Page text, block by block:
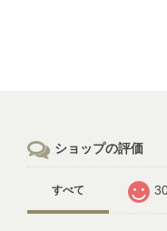
ショップの評価
すべて